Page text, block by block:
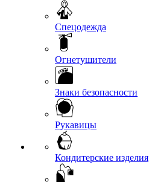
Спецодежда
Огнетушители
Знаки безопасности
Рукавицы
Кондитерские изделия